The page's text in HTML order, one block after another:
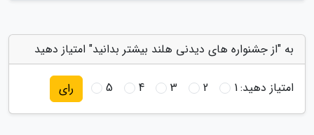
به "از جشنواره های دیدنی هلند بیشتر بدانید" امتیاز دهید
امتیاز دهید:1
2
3
4
5 رای